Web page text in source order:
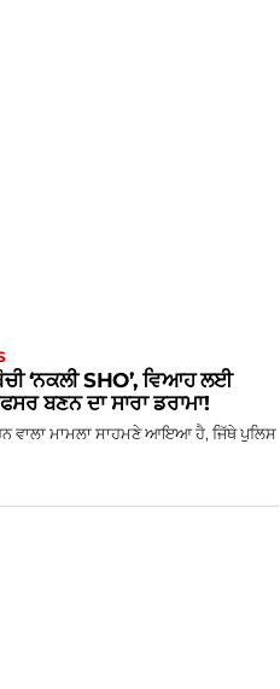
‘ਨਕਲੀ SHO’, ਵਿਆਹ ਲਈ
ਬਣਨ ਦਾ ਸਾਰਾ ਡਰਾਮਾ!
ਵਾਲਾ ਮਾਮਲਾ ਸਾਹਮਣੇ ਆਇਆ ਹੈ, ਜਿੱਥੇ ਪੁਲਿਸ